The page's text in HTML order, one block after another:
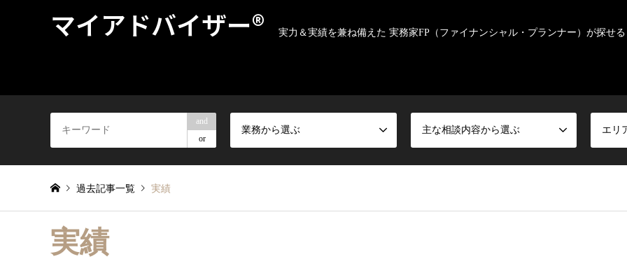
マイアドバイザー® 実力＆実績を兼ね備えた 実務家FP（ファイナンシャル・プランナー）が探せ
and
or
業務から選ぶ 主な相談内容から選ぶ エリ
過去記事一覧 実績
実績